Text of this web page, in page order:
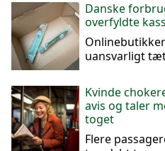
Danske
overfyldte
uansvarligt
Kvinde
avis og taler
toget
Flere